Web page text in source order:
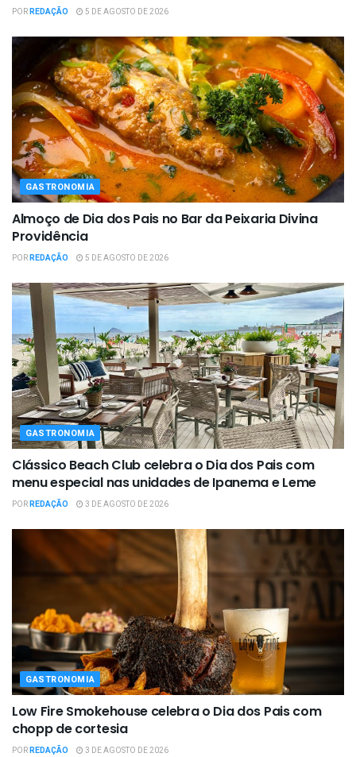
PORREDAÇÃO 5 DE AGOSTO DE 2026
GASTRONOMIA
Almoço de Dia dos Pais no Bar da Peixaria Divina
Providência
PORREDAÇÃO 5 DE AGOSTO DE 2026
GASTRONOMIA
Clássico Beach Club celebra o Dia dos Pais com
menu especial nas unidades de Ipanema e Leme
PORREDAÇÃO 3 DE AGOSTO DE 2026
GASTRONOMIA
Low Fire Smokehouse celebra o Dia dos Pais com
chopp de cortesia
PORREDAÇÃO 3 DE AGOSTO DE 2026